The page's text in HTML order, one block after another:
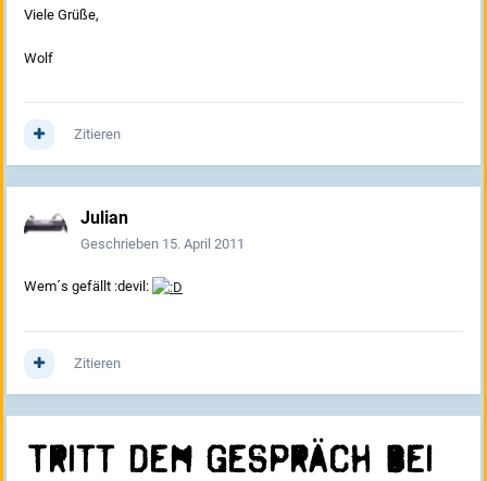
Viele Grüße,
Wolf
Zitieren
Julian
Geschrieben 15. April 2011
Wem´s gefällt :devil:
Zitieren
Tritt dem Gespräch bei